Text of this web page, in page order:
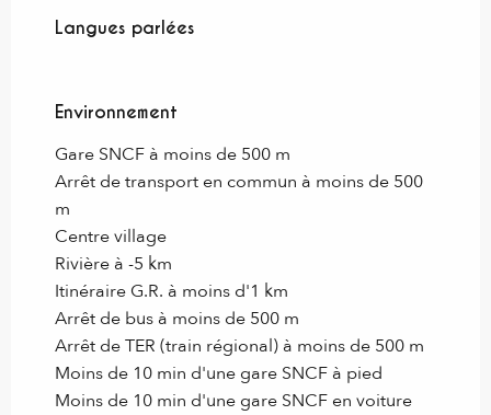
Langues parlées
Langues parlées
Environnement
Environnement
Gare SNCF à moins de 500 m
Arrêt de transport en commun à moins de 500
m
Centre village
Rivière à -5 km
Itinéraire G.R. à moins d'1 km
Arrêt de bus à moins de 500 m
Arrêt de TER (train régional) à moins de 500 m
Moins de 10 min d'une gare SNCF à pied
Moins de 10 min d'une gare SNCF en voiture